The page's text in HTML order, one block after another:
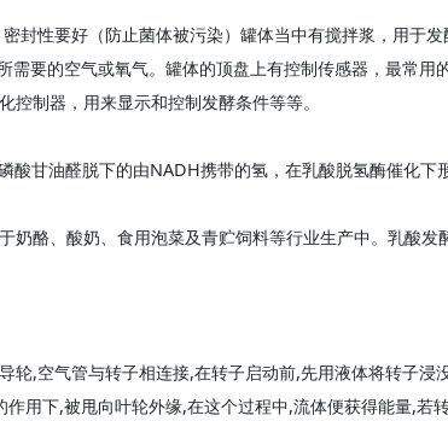
封性要好（防止菌体被污染）罐体当中有搅拌浆，用于
要的空气或氧气。罐体的顶盘上有控制传感器，最常用
制器，用来显示和控制发酵条件等等。
甘油醛脱下的由NADH携带的氢，在乳酸脱氢酶催化下
奶酪、酸奶、食用泡菜及青贮饲料等行业生产中。乳酸发
轮,空气管与转子相连接,在转子启动前,先用液体将转子浸
用下,被甩向叶轮外缘,在这个过程中,流体便获得能量,若